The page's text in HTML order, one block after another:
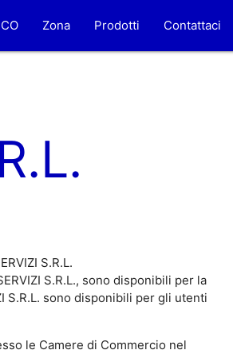
Zona Prodotti Contattaci
S.R.L.
S.R.L., sono disponibili per la
S.R.L. sono disponibili per gli utenti
le Camere di Commercio nel